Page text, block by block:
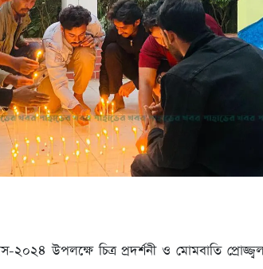
২০২৪ উপলক্ষে চিত্র প্রদর্শনী ও মোমবাতি